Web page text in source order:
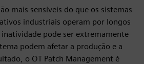
mais sensíveis do que os sistemas
industriais operam por longos
pode ser extremamente
podem afetar a produção e a
o OT Patch Management é